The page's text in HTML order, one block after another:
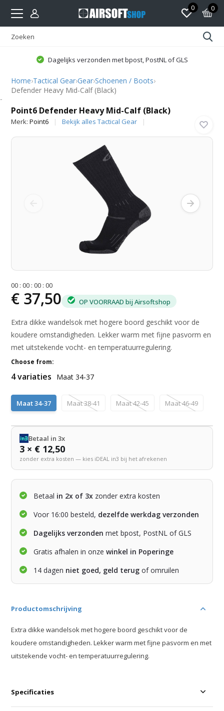
0 0
Dagelijks verzonden met bpost, PostNL of GLS
Home›Tactical Gear›Gear›Schoenen / Boots›
Defender Heavy Mid-Calf (Black)
Point6 Defender Heavy Mid-Calf (Black)
Merk:Point6 Bekijk alles Tactical Gear
00 :00 :00 :00
€ 37,50 OP VOORRAAD bij Airsoftshop
Extra dikke wandelsok met hogere boord geschikt voor de
koudere omstandigheden. Lekker warm met fijne pasvorm en
met uitstekende vocht- en temperatuurregulering.
Choose from:
4 variaties Maat 34-37
Maat 34-37 Maat 38-41 Maat 42-45 Maat 46-49
Betaal in 3x
3 × € 12,50
zonder extra kosten — kies iDEAL in3 bij het afrekenen
Betaal in 2x of 3x zonder extra kosten
Voor 16:00 besteld, dezelfde werkdag verzonden
Dagelijks verzonden met bpost, PostNL of GLS
Gratis afhalen in onzewinkel in Poperinge
14 dagen niet goed, geld terug of omruilen
Productomschrijving
Extra dikke wandelsok met hogere boord geschikt voor de
koudere omstandigheden. Lekker warm met fijne pasvorm en met
uitstekende vocht- en temperatuurregulering.
Specificaties